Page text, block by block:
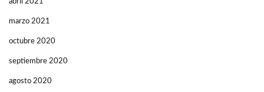
marzo 2021
octubre 2020
septiembre 2020
agosto 2020